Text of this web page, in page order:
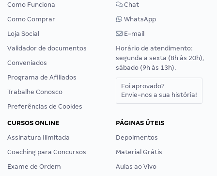
Como Funciona
Como Comprar
Loja Social
Validador de documentos
Conveniados
Programa de Afiliados
Trabalhe Conosco
Preferências de Cookies
Chat
WhatsApp
E-mail
Horário de atendimento:
segunda a sexta (8h às 20h),
sábado (9h às 13h).
Foi aprovado?
Envie-nos a sua história!
CURSOS ONLINE
Assinatura Ilimitada
Coaching para Concursos
Exame de Ordem
PÁGINAS ÚTEIS
Depoimentos
Material Grátis
Aulas ao Vivo